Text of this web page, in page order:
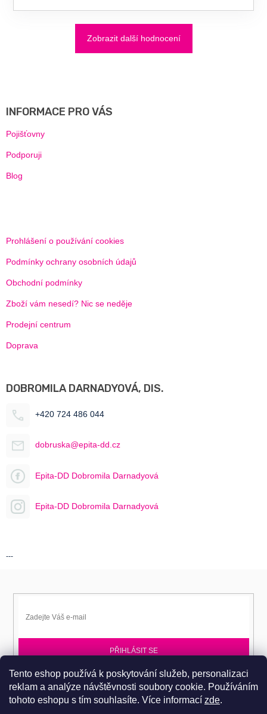
Tento eshop používá k poskytování služeb, personalizaci
reklam a analýze návštěvnosti soubory cookie. Používáním
tohoto eshopu s tím souhlasíte. Více informací zde.
Zobrazit další hodnocení
INFORMACE PRO VÁS
Pojišťovny
Podporuji
Blog
Prohlášení o používání cookies
Podmínky ochrany osobních údajů
Obchodní podmínky
Zboží vám nesedí? Nic se neděje
Prodejní centrum
Doprava
DOBROMILA DARNADYOVÁ, DIS.
+420 724 486 044
dobruska@epita-dd.cz
Epita-DD Dobromila Darnadyová
Epita-DD Dobromila Darnadyová
---
PŘIHLÁSIT SE
Přihlaste se k EPITA-DD a získávejte novinky jako první.